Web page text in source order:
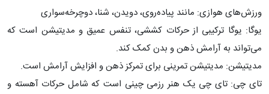
ورزش‌های هوازی: مانند پیاده‌روی، دویدن، شنا، دوچرخه‌سواری
یوگا: یوگا ترکیبی از حرکات کششی، تنفس عمیق و مدیتیشن است که
می‌تواند به آرامش ذهن و بدن کمک کند.
مدیتیشن: مدیتیشن تمرینی برای تمرکز ذهن و افزایش آرامش است.
تای چی: تای چی یک هنر رزمی چینی است که شامل حرکات آهسته و